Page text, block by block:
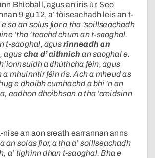
Bhìoball, agus an iris ùr. Seo
9 gu 12, a’ tòiseachadh leis an t-
e so an solus fìor a tha ’soillseachadh
’tha ’teachd chum an t-saoghal.
t-saoghal, agusrinneadh an
, agus cha d’ aithnich an saoghal e.
a dhùthcha féin, agus
a mhuinntir féin ris. Ach a mheud as
e dhoibh cumhachd a bhi ’n an
eadhon dhoibhsan a tha ’creidsinn
nise an aon sreath earrannan anns
an solas fìor, a tha a’ soillseachadh
a’ tighinn dhan t-saoghal. Bha e